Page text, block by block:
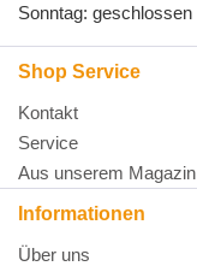
Sonntag: geschlossen
Shop Service
Kontakt
Service
Aus unserem Magazin
Informationen
Über uns